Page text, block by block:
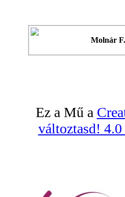
Molnár
Ez a Mű a
változtasd!